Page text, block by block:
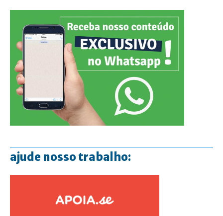
ajude nosso trabalho: